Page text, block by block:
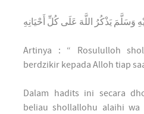
وَسَلَّمَ يَذْكُرُ اللَّهَ عَلَى كُلِّ أَحْيَانِهِ
Artinya : “ Rosululloh
berdzikir kepada Alloh tiap
Dalam hadits ini secara
beliau shollallohu alaihi wa